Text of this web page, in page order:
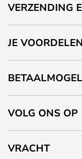
VERZENDING
JE VOORDELEN
VOLG ONS OP
VRACHT